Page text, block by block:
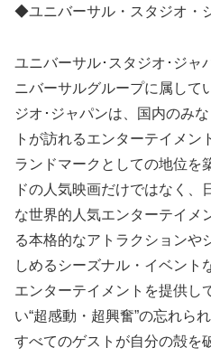
◆ユニバーサル・スタジオ・
ユニバーサル･スタジオ･ジャ
ニバーサルグループに属して
ジオ･ジャパンは、国内のみ
トが訪れるエンターテイメ
ランドマークとしての地位を
ドの人気映画だけではなく、
な世界的人気エンターテイメ
る本格的なアトラクションや
しめるシーズナル・イベント
エンターテイメントを提供し
い“超感動・超興奮”の忘れら
すべてのゲストが自分の殻を